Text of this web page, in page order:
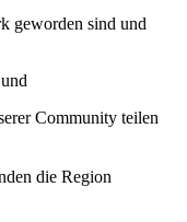
geworden sind und
Community teilen
die Region